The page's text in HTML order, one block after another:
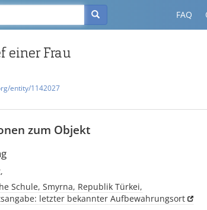
FAQ
einer Frau
entity/1142027
zum Objekt
Schule, Smyrna, Republik Türkei,
letzter bekannter Aufbewahrungsort